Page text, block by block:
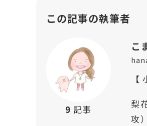
この記事の執筆者
9 記事
こ
【
梨
攻